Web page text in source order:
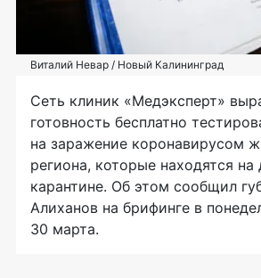
Виталий Невар / Новый Калининград
Сеть клиник «Медэксперт»
готовность бесплатно
на заражение коронавирусом
региона, которые находятся
карантине. Об этом сообщил
Алиханов на брифинге в
30 марта.